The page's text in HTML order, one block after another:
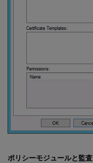
ポリシーモジュールと監査